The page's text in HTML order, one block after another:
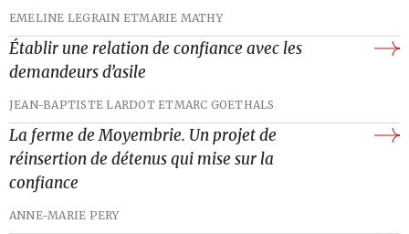
EMELINE LEGRAIN ETMARIE MATHY
Établir une relation de confiance avec les
demandeurs d’asile
JEAN-BAPTISTE LARDOT ETMARC GOETHALS
La ferme de Moyembrie. Un projet de
réinsertion de détenus qui mise sur la
confiance
ANNE-MARIE PERY